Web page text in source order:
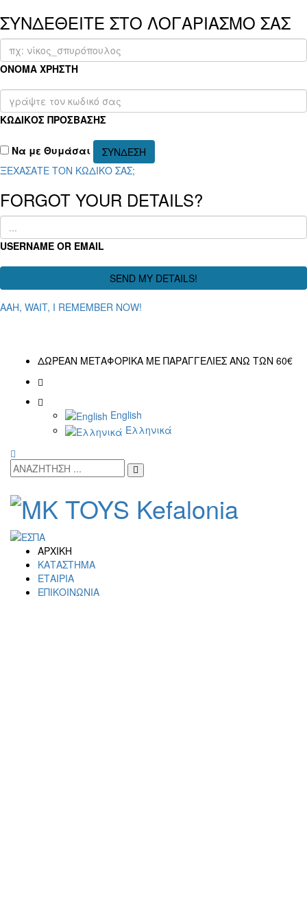
ΣΥΝΔΕΘΕΙΤΕ ΣΤΟ ΛΟΓΑΡΙΑΣΜΟ ΣΑΣ
ΟΝΟΜΑ ΧΡΗΣΤΗ
ΚΩΔΙΚΟΣ ΠΡΟΣΒΑΣΗΣ
Να με Θυμάσαι
ΞΕΧΑΣΑΤΕ ΤΟΝ ΚΩΔΙΚΟ ΣΑΣ;
FORGOT YOUR DETAILS?
USERNAME OR EMAIL
AAH, WAIT, I REMEMBER NOW!
ΔΩΡΕΑΝ ΜΕΤΑΦΟΡΙΚΑ ΜΕ ΠΑΡΑΓΓΕΛΙΕΣ ΑΝΩ ΤΩΝ 60€
English
Ελληνικά
ΑΡΧΙΚΗ
ΚΑΤΑΣΤΗΜΑ
ΕΤΑΙΡΙΑ
ΕΠΙΚΟΙΝΩΝΙΑ